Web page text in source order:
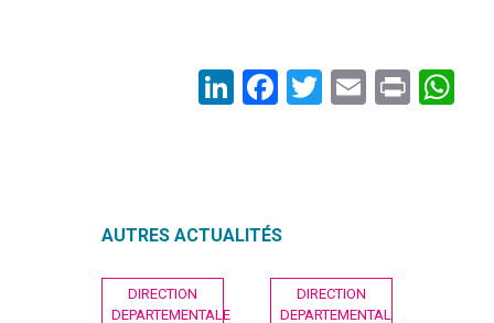
L’ASSOCIATION
VERIQUALIS
LinkedIn
Facebook
Twitter
Email
Print
AUTRES ACTUALITÉS
Navigation
de
DIRECTION
DEPARTEMENTALE
DIRECTION
DEPARTEMENTALE